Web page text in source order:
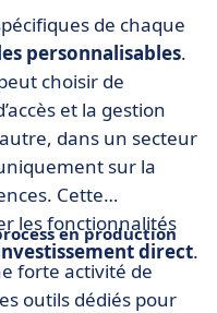
de chaque
personnalisables.
choisir de
et la gestion
dans un secteur
sur la
Cette
les fonctionnalités
direct.
en production
forte activité de
outils dédiés pour